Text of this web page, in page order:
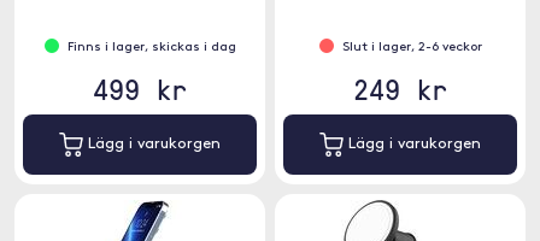
Finns i lager, skickas i dag
499 kr
Lägg i varukorgen
Slut i lager, 2-6 veckor
249 kr
Lägg i varukorgen